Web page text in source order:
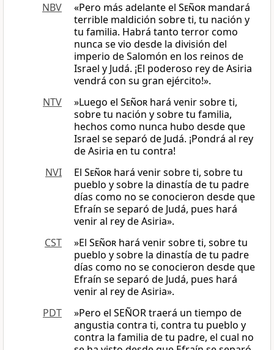
NBV
«Pero más adelante el Señor mandará
terrible maldición sobre ti, tu nación y
tu familia. Habrá tanto terror como
nunca se vio desde la división del
imperio de Salomón en los reinos de
Israel y Judá. ¡El poderoso rey de Asiria
vendrá con su gran ejército!».
NTV
»Luego el Señor hará venir sobre ti,
sobre tu nación y sobre tu familia,
hechos como nunca hubo desde que
Israel se separó de Judá. ¡Pondrá al rey
de Asiria en tu contra!
NVI
El Señor hará venir sobre ti, sobre tu
pueblo y sobre la dinastía de tu padre
días como no se conocieron desde que
Efraín se separó de Judá, pues hará
venir al rey de Asiria».
CST
»El Señor hará venir sobre ti, sobre tu
pueblo y sobre la dinastía de tu padre
días como no se conocieron desde que
Efraín se separó de Judá, pues hará
venir al rey de Asiria».
PDT
»Pero el SEÑOR traerá un tiempo de
angustia contra ti, contra tu pueblo y
contra la familia de tu padre, el cual no